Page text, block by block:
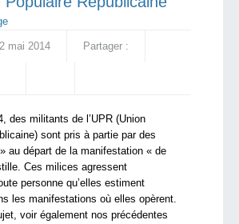
2 mai 2014 Partager :
des militants de l’UPR (Union
sont pris à partie par des
au départ de la manifestation « de
Ces milices agressent
personne qu’elles estiment
les manifestations où elles opèrent.
voir également nos précédentes